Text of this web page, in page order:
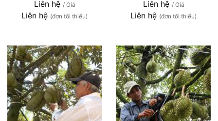
Liên hệ / Giá
Liên hệ (đơn tối thiểu)
Liên hệ / Giá
Liên hệ (đơn tối thiểu)